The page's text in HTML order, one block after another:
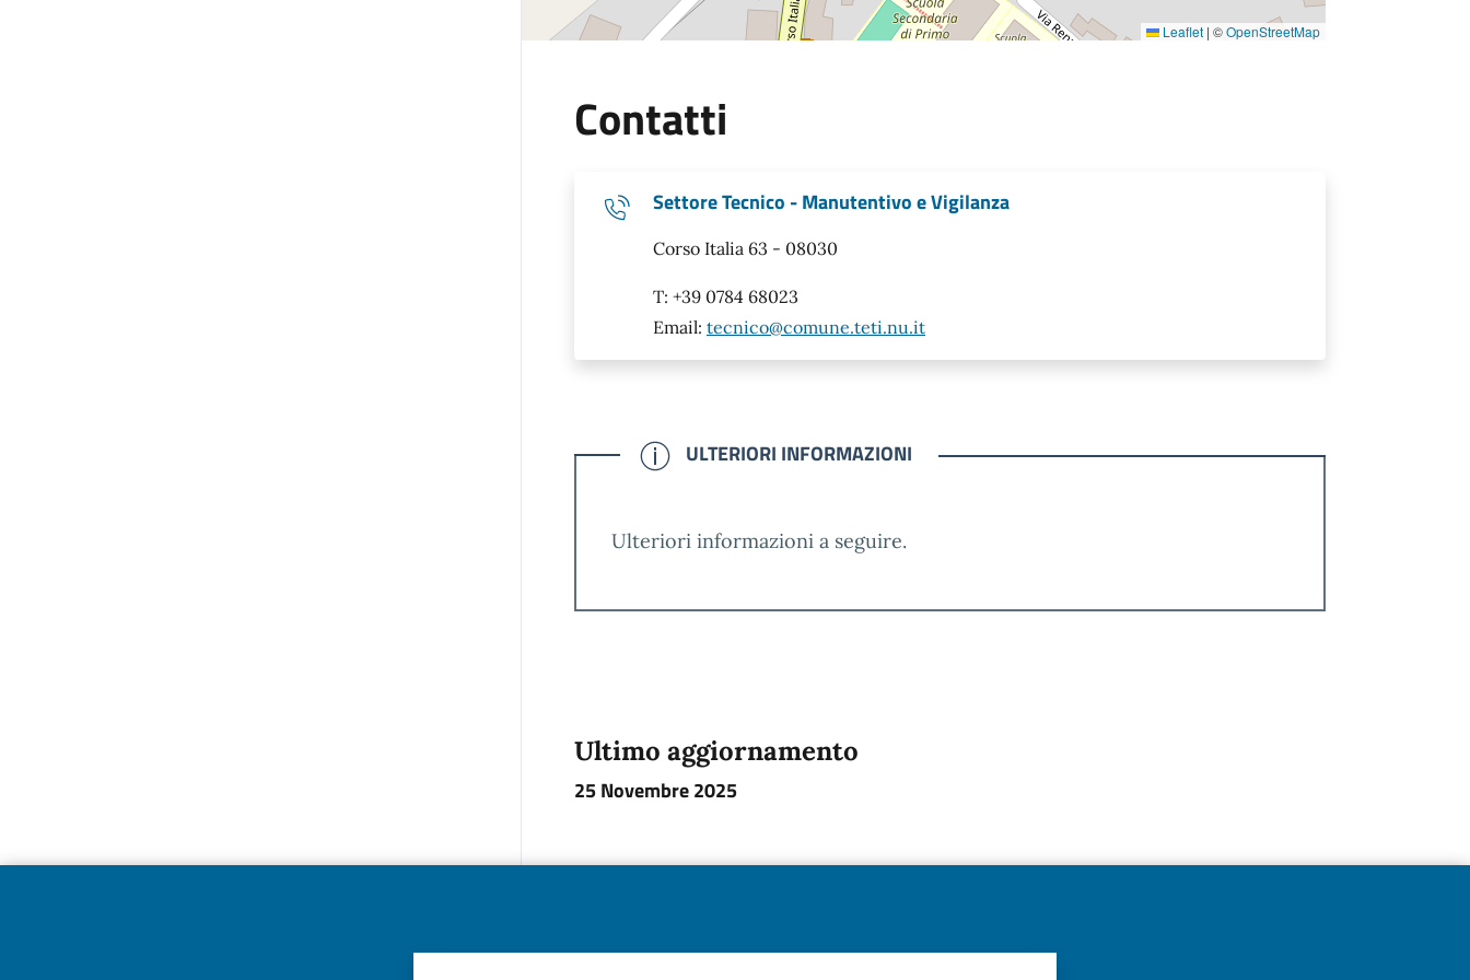
Leaflet | ©OpenStreetMap
Contatti
Settore Tecnico - Manutentivo e Vigilanza
Corso Italia 63 - 08030
T: +39 0784 68023
Email: tecnico@comune.teti.nu.it
CONFERMATO
ULTERIORI INFORMAZIONI
Ulteriori informazioni a seguire.
Ultimo aggiornamento
25 Novembre 2025